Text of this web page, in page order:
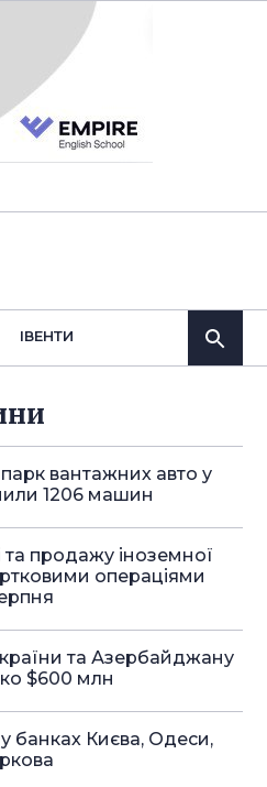
IВЕНТИ
вантажних авто у
1206 машин
та продажу іноземної
операціями
та Азербайджану
$600 млн
банках Києва, Одеси,